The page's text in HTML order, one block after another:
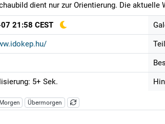
dient nur zur Orientierung. Die
21:58 CEST
5+ Sek.
Morgen Übermorgen